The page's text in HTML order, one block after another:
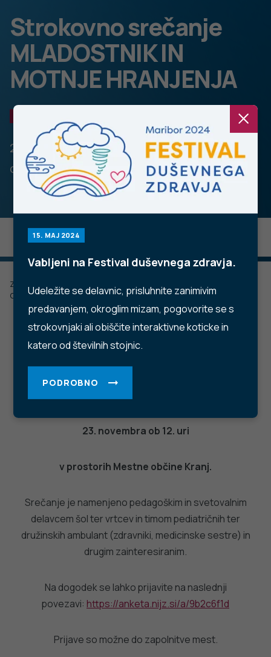
15. MAJ 2024
Vabljeni na Festival duševnega zdravja.
Udeležite se delavnic, prisluhnite zanimivim
predavanjem, okroglim mizam, pogovorite se s
strokovnjaki ali obiščite interaktivne koticke in
katero od številnih stojnic.
PODROBNO
Strokovno srečanje
MLADOSTNIK IN
MOTNJE HRANJENJA
23. novembra ob 12. uri v prostorih Mestne
občine Kranj.
Zadnje posodobljeno: 24.11.2022
Objavljeno: 10.10.2022
NIJZ OE Kranj in MO Kranj vabita
HRANJENJA,
23. novembra ob 12. uri
v prostorih Mestne občine Kranj.
Srečanje je namenjeno pedagoškim in svetovalnim
delavcem šol ter vrtcev in timom pediatričnih ter
družinskih ambulant (zdravniki, medicinske sestre) in
drugim zainteresiranim.
Na dogodek se lahko prijavite na naslednji
povezavi: https://anketa.nijz.si/a/9b2c6f1d
Prijave so možne do zapolnitve mest.